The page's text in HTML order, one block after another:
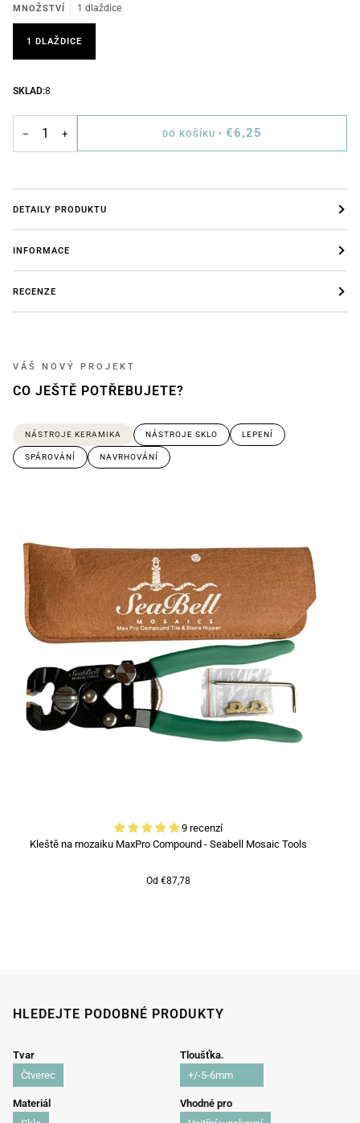
MNOŽSTVÍ 1 dlaždice
1 DLAŽDICE
SKLAD:8
− + DO KOŠÍKU• €6,25
DETAILY PRODUKTU
INFORMACE
RECENZE
VÁŠ NOVÝ PROJEKT
CO JEŠTĚ POTŘEBUJETE?
NÁSTROJE KERAMIKA NÁSTROJE SKLO LEPENÍ
SPÁROVÁNÍ NAVRHOVÁNÍ
9 recenzí
Kleště na mozaiku MaxPro Compound - Seabell Mosaic Tools
Od €87,78
HLEDEJTE PODOBNÉ PRODUKTY
Tvar
Čtverec
Tloušťka.
+/-5-6mm
Materiál
Vhodné pro